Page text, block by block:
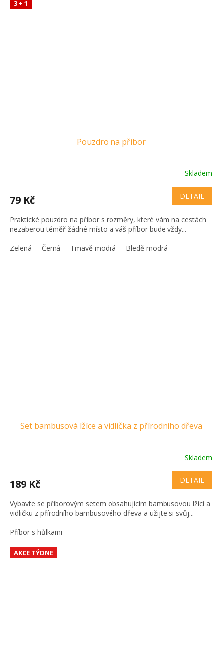
3 + 1
Pouzdro na příbor
Skladem
79 Kč DETAIL
Praktické pouzdro na příbor s rozměry, které vám na cestách
nezaberou téměř žádné místo a váš příbor bude vždy...
Zelená
Černá Tmavě modrá Bledě modrá
Set bambusová lžíce a vidlička z přírodního dřeva
Skladem
189 Kč DETAIL
Vybavte se příborovým setem obsahujícím bambusovou lžíci a
vidličku z přírodního bambusového dřeva a užijte si svůj...
Příbor s hůlkami
AKCE TÝDNE